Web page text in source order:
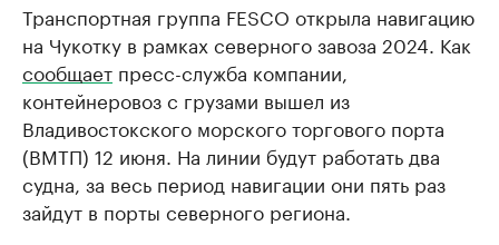
Транспортная группа FESCO открыла навигацию
на Чукотку в рамках северного завоза 2024. Как
сообщает пресс-служба компании,
контейнеровоз с грузами вышел из
Владивостокского морского торгового порта
(ВМТП) 12 июня. На линии будут работать два
судна, за весь период навигации они пять раз
зайдут в порты северного региона.